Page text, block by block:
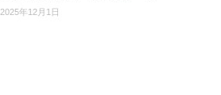
2025年12月1日